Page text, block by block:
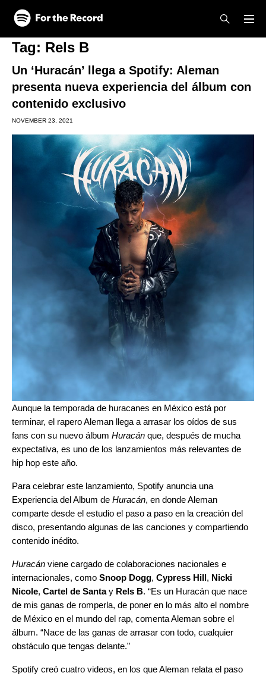
Skip to main content
Skip to footer
Tag: Rels B
Un ‘Huracán’ llega a Spotify: Aleman
presenta nueva experiencia del álbum con
contenido exclusivo
NOVEMBER 23, 2021
Aunque la temporada de huracanes en México está por
terminar, el raperoAleman llega a arrasar los oídos de sus
fans con su nuevo álbum Huracán que, después de mucha
expectativa, es uno de los lanzamientos más relevantes de
hip hop este año.
Para celebrar este lanzamiento, Spotify anuncia una
Experiencia del Album de Huracán, en donde Aleman
comparte desde el estudio el paso a paso en la creación del
disco, presentando algunas de las canciones y compartiendo
contenido inédito.
Huracán viene cargado de colaboraciones nacionales e
internacionales, como Snoop Dogg, Cypress Hill, Nicki
Nicole, Cartel de Santay Rels B. “Es un Huracán que nace
de mis ganas de romperla, de poner en lo más alto el nombre
de México en el mundo del rap, comenta Aleman sobre el
álbum. “Nace de las ganas de arrasar con todo, cualquier
obstáculo que tengas delante.”
Spotify creó cuatro videos, en los que Aleman relata el paso